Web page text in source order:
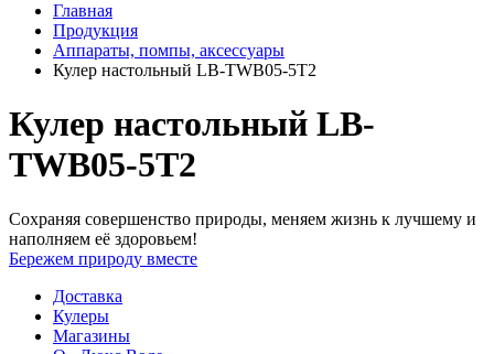
Главная
Продукция
Аппараты, помпы, аксессуары
Кулер настольный LB-TWB05-5Т2
Кулер настольный LB-
TWB05-5Т2
Сохраняя совершенство природы, меняем жизнь к лучшему и
наполняем её здоровьем!
Бережем природу вместе
Доставка
Кулеры
Магазины